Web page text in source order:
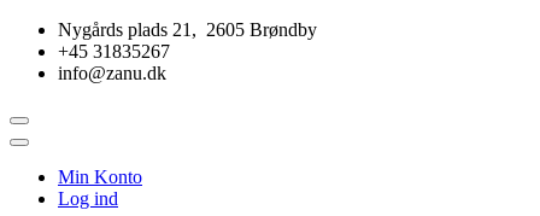
Skip
content
Nygårds plads 21, 2605 Brøndby
+45 31835267
info@zanu.dk
Topbar
Menu
Min Konto
Log ind